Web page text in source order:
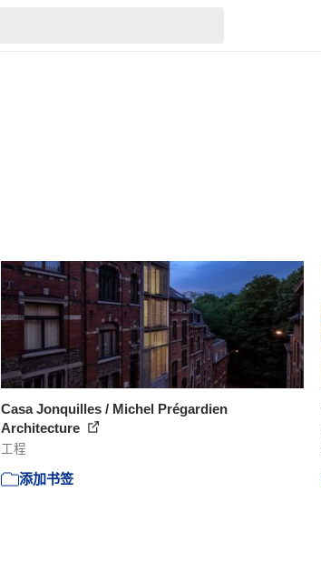
Casa Jonquilles / Michel Prégardien
Architecture
工程
添加书签